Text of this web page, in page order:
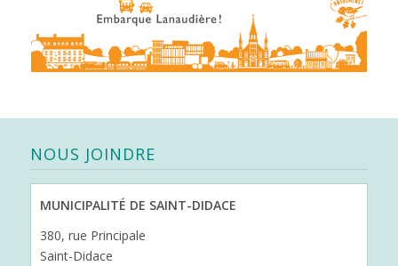
NOUS JOINDRE
MUNICIPALITÉ DE SAINT-DIDACE
380, rue Principale
Saint-Didace